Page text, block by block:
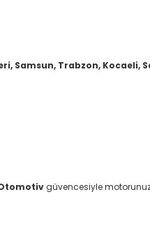
Samsun, Trabzon, Kocaeli,
güvencesiyle